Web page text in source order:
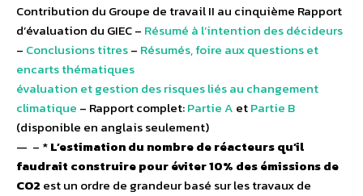
Contribution du Groupe de travail II au cinquième Rapport
d’évaluation du GIEC – Résumé à l’intention des décideurs
– Conclusions titres– Résumés, foire aux questions et
encarts thématiques
évaluation et gestion des risques liés au changement
climatique – Rapport complet:Partie A etPartie B
(disponible en anglais seulement)
— – *L’estimation du nombre de réacteurs qu’il
faudrait construire pour éviter 10% des émissions de
CO2 est un ordre de grandeur basé sur les travaux de